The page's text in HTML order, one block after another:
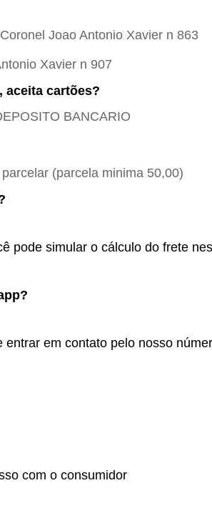
Joao Antonio Xavier n 863
Xavier n 907
aceita cartões?
BANCARIO
(parcela minima 50,00)
pode simular o cálculo do frete
em contato pelo nosso
com o consumidor